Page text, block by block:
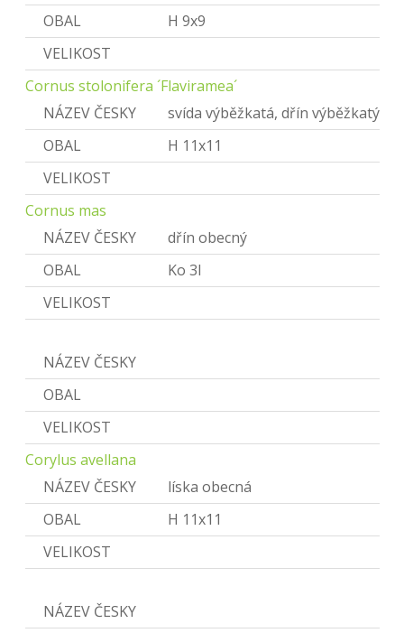
OBAL
H 9x9
VELIKOST
Cornus stolonifera ´Flaviramea´
NÁZEV ČESKY
svída výběžkatá, dřín výběžkatý
OBAL
H 11x11
VELIKOST
Cornus mas
NÁZEV ČESKY
dřín obecný
OBAL
Ko 3l
VELIKOST
NÁZEV ČESKY
OBAL
VELIKOST
Corylus avellana
NÁZEV ČESKY
líska obecná
OBAL
H 11x11
VELIKOST
NÁZEV ČESKY